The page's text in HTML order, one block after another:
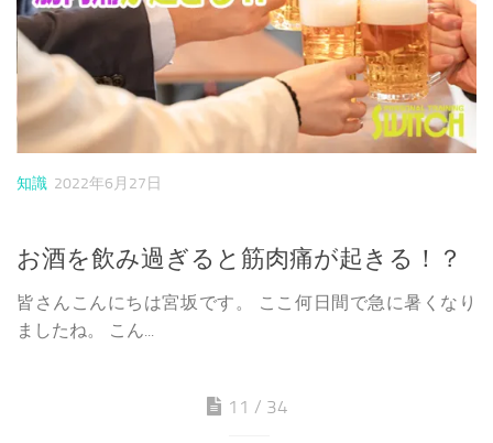
知識 2022年6月27日
お酒を飲み過ぎると筋肉痛が起きる！？
皆さんこんにちは宮坂です。 ここ何日間で急に暑くなり
ましたね。 こん...
11 / 34